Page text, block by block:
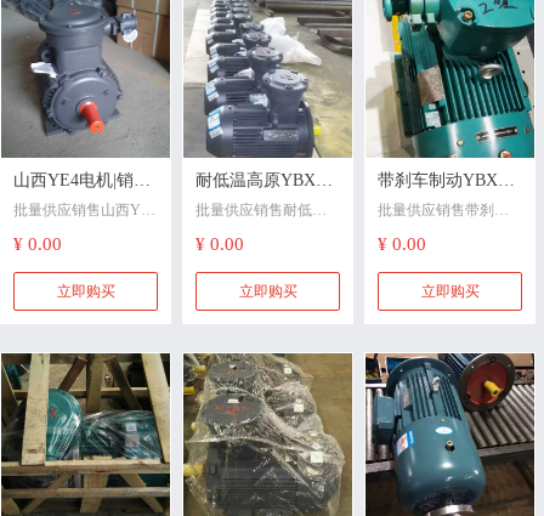
合工序、金属抛光除
尘系统等存在大量悬
浮可燃粉尘的20/21区
环境，必须选用YFBX
4类tD型电机——因其
通过IP65+表面温度≤1
35°C双重机制阻断粉
尘引燃路径147；
若现场同时存在可燃
散），且需宽频调
速，则YBBP（ExdIIB
外评估粉尘堆积对散
热与表面温度的影响3
5
新，优先考虑山西六
安江淮或山西电机制
造——响应快、服务
半径短、政策适配强1
026；若需大功率（≥2
00kW）或定制化低压
驱动方案，清江YBX5
更成熟14。
验证要点：采购时务
等级（IP55为标配）、
F级绝缘及第三方节能
信用
山西YE4电机|销售
清江YE4-355M1-4-
220KW电机合作无
忧诚实守信
批量供应销售山西YE4
电机|销售清江YE4-355
无忧诚实守信山西YE4
电机|销售清江YE4-355
无忧诚实守信
¥ 0.00
立即购买
耐低温高原YBX5
防爆电机销售孚日
YBX5-315L2-4-200
电机带三相四芯防
水电缆伸出机座长3
米
批量供应销售耐低温
高原YBX5防爆电机销
200电机带三相四芯防
水电缆伸出机座长3米
¥ 0.00
立即购买
带刹车制动YBX5
防爆电机销售山西
YBX5-355M1-4-220
电机耐低温轴承润
滑油进口轴承
批量供应销售带刹车
制动YBX5电机销售山
电机耐低温轴承润滑
油进口轴承SKF轴承，
风罩安装孔)。水蓝
漆，挂式合格证。特
急！
IP54/F级，新水蓝漆、
N端轴涂防锈油，带出
厂试验报告
锥轴（带螺母和垫
¥ 0.00
立即购买